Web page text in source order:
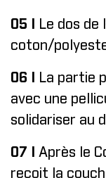
05 I
Le dos de
coton/
06 I
La partie
avec une
solidariser au
07 I
Après le
reçoit la